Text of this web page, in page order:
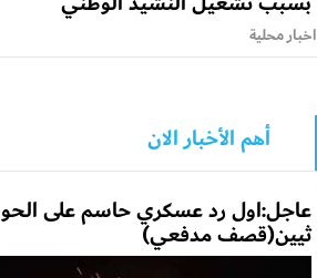
اخبار محلية
أهم الأخبار الان
عاجل:اول رد عسكري حاسم على الحو
ثيين(قصف مدفعي)